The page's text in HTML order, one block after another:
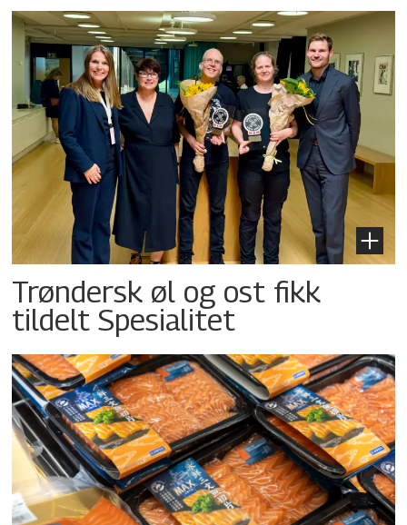
Trøndersk øl og ost fikk
tildelt Spesialitet